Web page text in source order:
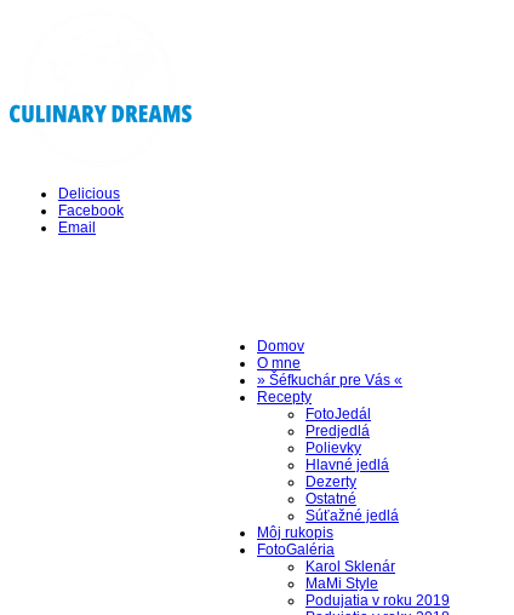
Delicious
Facebook
Email
Domov
O mne
» Šéfkuchár pre Vás «
Recepty
FotoJedál
Predjedlá
Polievky
Hlavné jedlá
Dezerty
Ostatné
Súťažné jedlá
Môj rukopis
FotoGaléria
Karol Sklenár
MaMi Style
Podujatia v roku 2019